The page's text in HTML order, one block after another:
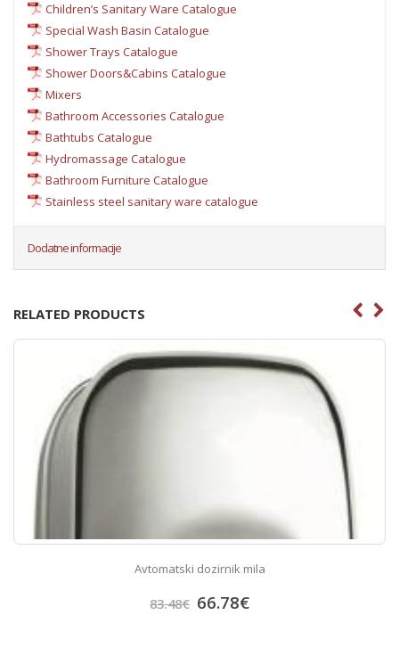
Children’s Sanitary Ware Catalogue
Special Wash Basin Catalogue
Shower Trays Catalogue
Shower Doors&Cabins Catalogue
Mixers
Bathroom Accessories Catalogue
Bathtubs Catalogue
Hydromassage Catalogue
Bathroom Furniture Catalogue
Stainless steel sanitary ware catalogue
Dodatne informacije
RELATED PRODUCTS
Avtomatski dozirnik mila
83.48€ 66.78€